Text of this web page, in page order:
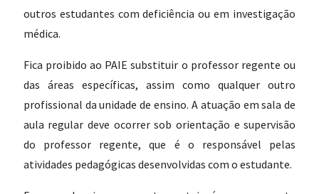
outros estudantes com deficiência ou em investigação
médica.
Fica proibido ao PAIE substituir o professor regente ou
das áreas específicas, assim como qualquer outro
profissional da unidade de ensino. A atuação em sala de
aula regular deve ocorrer sob orientação e supervisão
do professor regente, que é o responsável pelas
atividades pedagógicas desenvolvidas com o estudante.